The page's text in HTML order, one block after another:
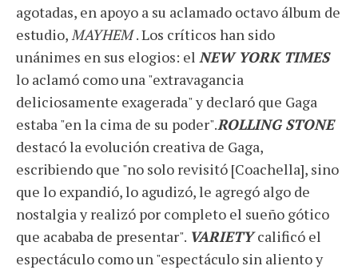
agotadas, en apoyo a su aclamado octavo álbum de
estudio,MAYHEM. Los críticos han sido
unánimes en sus elogios: el NEW YORK TIMES
lo aclamó como una "extravagancia
deliciosamente exagerada" y declaró que Gaga
estaba "en la cima de su poder".ROLLING STONE
destacó la evolución creativa de Gaga,
escribiendo que "no solo revisitó [Coachella], sino
que lo expandió, lo agudizó, le agregó algo de
nostalgia y realizó por completo el sueño gótico
que acababa de presentar". VARIETYcalificó el
espectáculo como un "espectáculo sin aliento y